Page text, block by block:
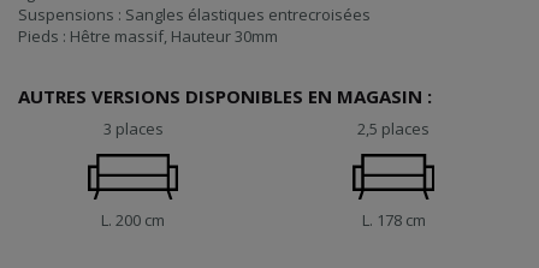
Suspensions : Sangles élastiques entrecroisées
Pieds : Hêtre massif, Hauteur 30mm
AUTRES VERSIONS DISPONIBLES EN MAGASIN :
3 places
L. 200 cm
2,5 places
L. 178 cm